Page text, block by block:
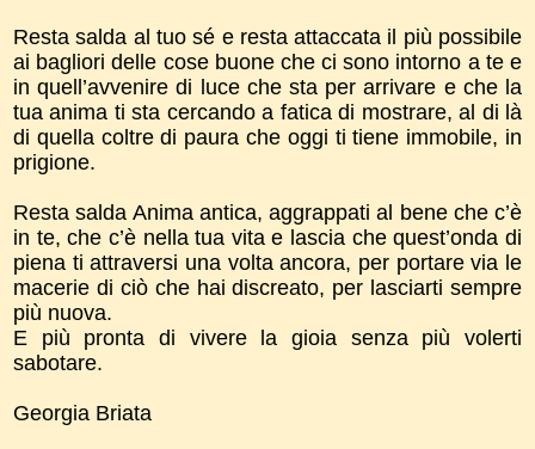
Resta salda al tuo sé e resta attaccata il più possibile
ai bagliori delle cose buone che ci sono intorno a te e
in quell’avvenire di luce che sta per arrivare e che la
tua anima ti sta cercando a fatica di mostrare, al di là
di quella coltre di paura che oggi ti tiene immobile, in
prigione.
Resta salda Anima antica, aggrappati al bene che c’è
in te, che c’è nella tua vita e lascia che quest’onda di
piena ti attraversi una volta ancora, per portare via le
macerie di ciò che hai discreato, per lasciarti sempre
più nuova.
E più pronta di vivere la gioia senza più volerti
sabotare.
Georgia Briata